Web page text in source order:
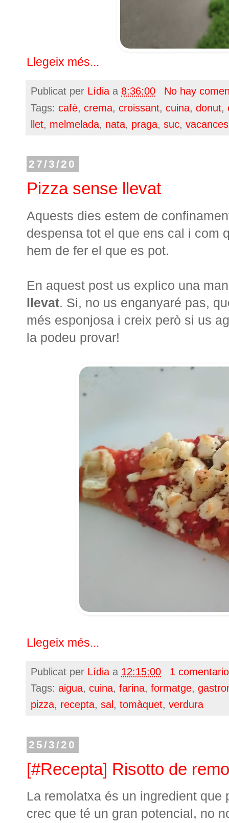
Llegeix més...
Publicat per Lídia a 8:36:00
No hay
Tags: cafè, crema, croissant, cuina, donut,
llet, melmelada, nata, praga, suc, vacances
27/3/20
Pizza sense llevat
Aquests dies estem de
despensa tot el que ens cal i com
hem de fer el que es pot.
En aquest post us explico una
llevat. Si, no us enganyaré pas,
més esponjosa i creix però si us
la podeu provar!
Llegeix més...
Publicat per Lídia a 12:15:00
1
Tags: aigua, cuina, farina, formatge,
pizza, recepta, sal , tomàquet, verdura
25/3/20
[#Recepta] Risotto de
La remolatxa és un ingredient
crec que té un gran potencial, no